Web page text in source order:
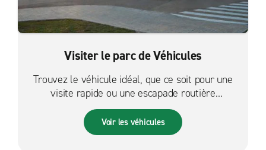
Visiter le parc de Véhicules
Trouvez le véhicule idéal, que ce soit pour une
visite rapide ou une escapade routière
palpitante.
Voir les véhicules